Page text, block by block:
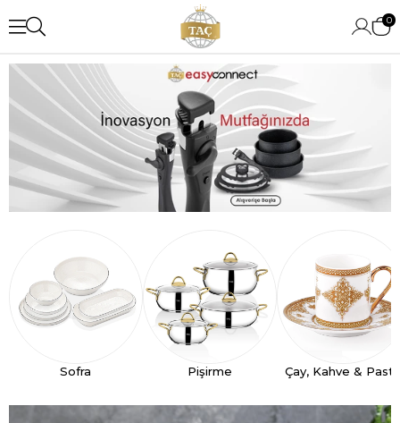
0
Sofra Pişirme Çay, Kahve &